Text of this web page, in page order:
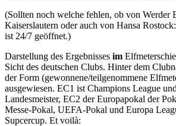
(Sollten noch welche fehlen, ob von Werder
Kaiserslautern oder auch von Hansa
ist 24/7 geöffnet.)
Darstellung des Ergebnisses im
Sicht des deutschen Clubs. Hinter dem
der Form (gewonnene/teilgenommene
ausgewiesen. EC1 ist Champions League
Landesmeister, EC2 der Europapokal der
Messe-Pokal, UEFA-Pokal und Europa
Supcercup. Et voilà: